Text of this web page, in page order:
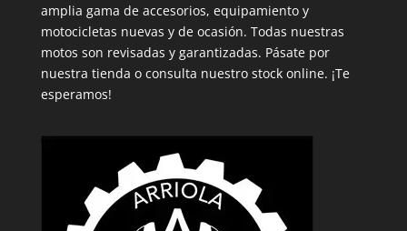
amplia gama de accesorios, equipamiento y
motocicletas nuevas y de ocasión. Todas nuestras
motos son revisadas y garantizadas. Pásate por
nuestra tienda o consulta nuestro stock online. ¡Te
esperamos!